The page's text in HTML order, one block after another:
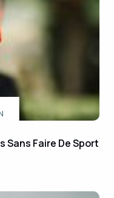
Sans Faire De Sport